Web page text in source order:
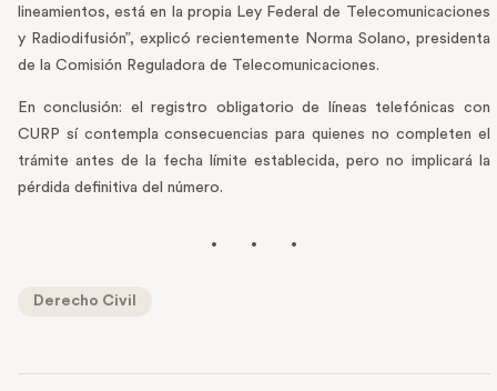
lineamientos, está en la propia Ley Federal de Telecomunicaciones
y Radiodifusión”, explicó recientemente Norma Solano, presidenta
de la Comisión Reguladora de Telecomunicaciones.
En conclusión: el registro obligatorio de líneas telefónicas con
CURP sí contempla consecuencias para quienes no completen el
trámite antes de la fecha límite establecida, pero no implicará la
pérdida definitiva del número.
Derecho Civil